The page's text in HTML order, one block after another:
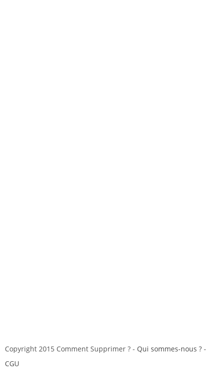
Copyright 2015 Comment Supprimer ? - Qui sommes-nous ? -
CGU